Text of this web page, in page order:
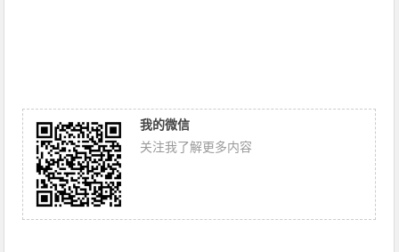
我的微信
关注我了解更多内容